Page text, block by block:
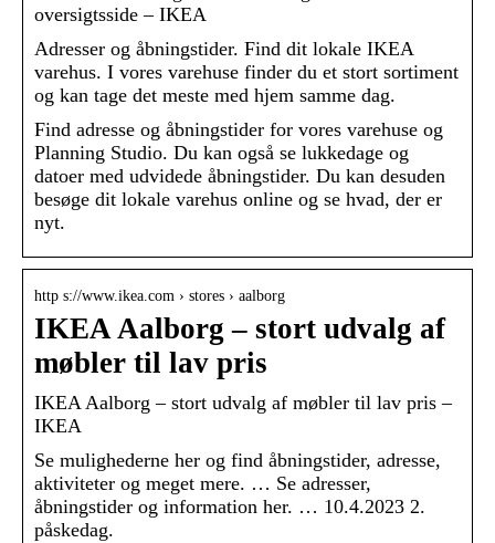
oversigtsside – IKEA
Adresser og åbningstider. Find dit lokale IKEA
varehus. I vores varehuse finder du et stort sortiment
og kan tage det meste med hjem samme dag.
Find adresse og åbningstider for vores varehuse og
Planning Studio. Du kan også se lukkedage og
datoer med udvidede åbningstider. Du kan desuden
besøge dit lokale varehus online og se hvad, der er
nyt.
http s://www.ikea.com › stores › aalborg
IKEA Aalborg – stort udvalg af
møbler til lav pris
IKEA Aalborg – stort udvalg af møbler til lav pris –
IKEA
Se mulighederne her og find åbningstider, adresse,
aktiviteter og meget mere. … Se adresser,
åbningstider og information her. … 10.4.2023 2.
påskedag.